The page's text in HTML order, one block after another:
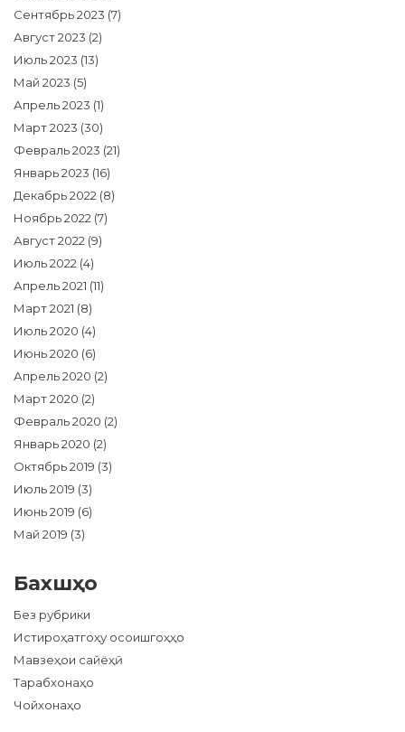
Сентябрь 2023 (7)
Август 2023 (2)
Июль 2023 (13)
Май 2023 (5)
Апрель 2023 (1)
Март 2023 (30)
Февраль 2023 (21)
Январь 2023 (16)
Декабрь 2022 (8)
Ноябрь 2022 (7)
Август 2022 (9)
Июль 2022 (4)
Апрель 2021 (11)
Март 2021 (8)
Июль 2020 (4)
Июнь 2020 (6)
Апрель 2020 (2)
Март 2020 (2)
Февраль 2020 (2)
Январь 2020 (2)
Октябрь 2019 (3)
Июль 2019 (3)
Июнь 2019 (6)
Май 2019 (3)
Бахшҳо
Без рубрики
Истироҳатгоҳу осоишгоҳҳо
Мавзеҳои сайёҳӣ
Тарабхонаҳо
Чойхонаҳо